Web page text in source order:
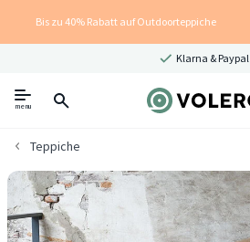
Bis zu 40% Rabatt auf Outdoorteppiche
Klarna & Paypal
menu
Teppiche